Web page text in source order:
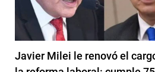
Javier Milei le renovó el